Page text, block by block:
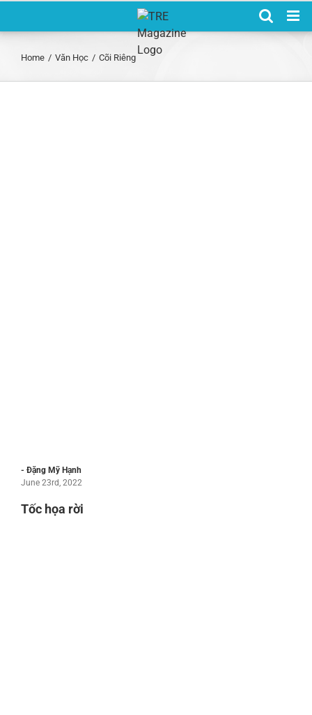
Home / Văn Học / Cõi Riêng
- Đặng Mỹ Hạnh
June 23rd, 2022
Tốc họa rời